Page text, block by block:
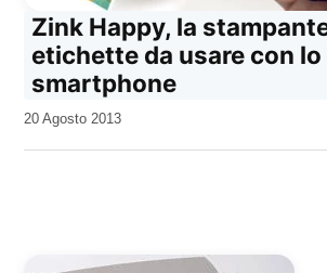
Zink Happy, la
etichette da usare con lo
smartphone
da
20 Agosto 2013